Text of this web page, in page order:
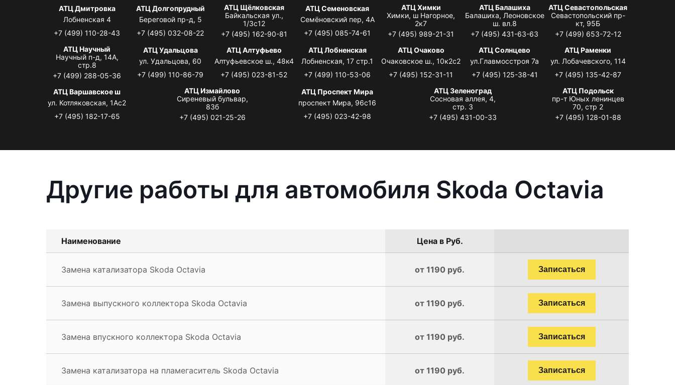
АТЦ Дмитровка
Лобненская 4
+7 (499) 110-28-43
АТЦ Долгопрудный
Береговой пр-д, 5
+7 (495) 032-08-22
АТЦ Щёлковская
Байкальская ул.,
1/3с12
+7 (495) 162-90-81
АТЦ Семеновская
Семёновский пер, 4А
+7 (495) 085-74-61
АТЦ Химки
Химки, ш Нагорное,
2к7
+7 (495) 989-21-31
АТЦ Балашиха
Балашиха, Леоновское
ш. вл.8
+7 (495) 431-63-63
АТЦ Севастопольская
Севастопольский пр-
кт, 95Б
+7 (499) 653-72-12
АТЦ Научный
Научный п-д, 14А,
стр.8
+7 (499) 288-05-36
АТЦ Удальцова
ул. Удальцова, 60
+7 (499) 110-86-79
АТЦ Алтуфьево
Алтуфьевское ш., 48к4
+7 (495) 023-81-52
АТЦ Лобненская
Лобненская, 17 стр.1
+7 (499) 110-53-06
АТЦ Очаково
Очаковское ш., 10к2с2
+7 (495) 152-31-11
АТЦ Солнцево
ул.Главмосстроя 7а
+7 (495) 125-38-41
АТЦ Раменки
ул. Лобачевского, 114
+7 (495) 135-42-87
АТЦ Варшавское ш
ул. Котляковская, 1Ас2
+7 (495) 182-17-65
АТЦ Измайлово
Сиреневый бульвар,
83б
+7 (495) 021-25-26
АТЦ Проспект Мира
проспект Мира, 96с16
+7 (495) 023-42-98
АТЦ Зеленоград
Сосновая аллея, 4,
стр. 3
+7 (495) 431-00-33
АТЦ Подольск
пр-т Юных ленинцев
70, стр 2
+7 (495) 128-01-88
Другие работы для автомобиля Skoda Octavia
Наименование Цена в Руб.
Замена катализатора Skoda Octavia от 1190 руб. Записаться
Замена выпускного коллектора Skoda Octavia от 1190 руб. Записаться
Замена впускного коллектора Skoda Octavia от 1190 руб. Записаться
Замена катализатора на пламегаситель Skoda Octavia от 1190 руб. Записаться